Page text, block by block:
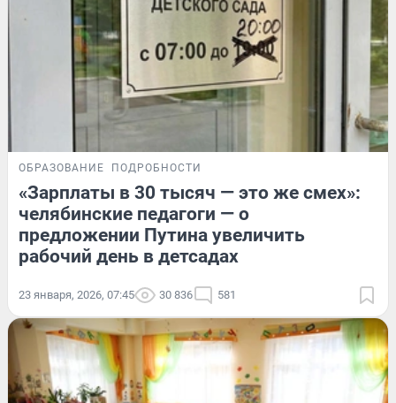
ОБРАЗОВАНИЕ ПОДРОБНОСТИ
«Зарплаты в 30 тысяч — это же смех»:
челябинские педагоги — о
предложении Путина увеличить
рабочий день в детсадах
23 января, 2026, 07:45 30 836 581